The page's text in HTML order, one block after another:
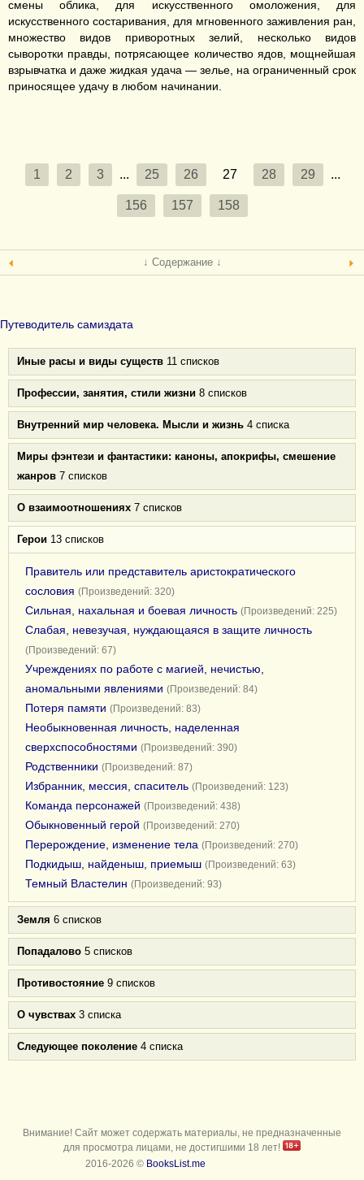
смены облика, для искусственного омоложения, для
искусственного состаривания, для мгновенного заживления ран,
множество видов приворотных зелий, несколько видов
сыворотки правды, потрясающее количество ядов, мощнейшая
взрывчатка и даже жидкая удача — зелье, на ограниченный срок
приносящее удачу в любом начинании.
1 2 3 ... 25 26 27 28 29 ...
156 157 158
↓ Содержание ↓
Путеводитель самиздата
Иные расы и виды существ 11 списков
Профессии, занятия, стили жизни 8 списков
Внутренний мир человека. Мысли и жизнь 4 списка
Миры фэнтези и фантастики: каноны, апокрифы, смешение
жанров 7 списков
О взаимоотношениях 7 списков
Герои 13 списков
Правитель или представитель аристократического
сословия (Произведений: 320)
Сильная, нахальная и боевая личность (Произведений: 225)
Слабая, невезучая, нуждающаяся в защите личность
(Произведений: 67)
Учреждениях по работе с магией, нечистью,
аномальными явлениями (Произведений: 84)
Потеря памяти (Произведений: 83)
Необыкновенная личность, наделенная
сверхспособностями (Произведений: 390)
Родственники (Произведений: 87)
Избранник, мессия, спаситель (Произведений: 123)
Команда персонажей (Произведений: 438)
Обыкновенный герой (Произведений: 270)
Перерождение, изменение тела (Произведений: 270)
Подкидыш, найденыш, приемыш (Произведений: 63)
Темный Властелин (Произведений: 93)
Земля 6 списков
Попадалово 5 списков
Противостояние 9 списков
О чувствах 3 списка
Следующее поколение 4 списка
Внимание! Сайт может содержать материалы, не предназначенные
для просмотра лицами, не достигшими 18 лет!
2016-2026 © BooksList.me